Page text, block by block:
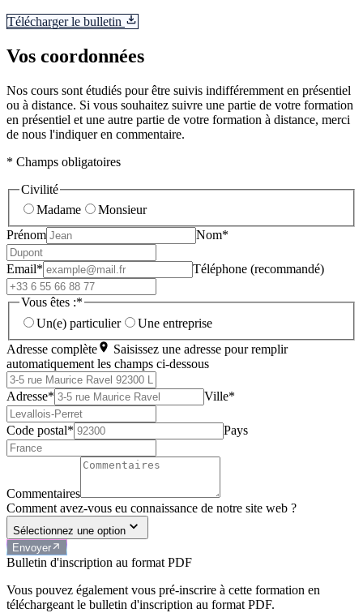
Télécharger le bulletin
Vos coordonnées
Nos cours sont étudiés pour être suivis indifféremment en présentiel
ou à distance. Si vous souhaitez suivre une partie de votre formation
en présentiel et une autre partie de votre formation à distance, merci
de nous l'indiquer en commentaire.
* Champs obligatoires
Civilité
Madame
Monsieur
Prénom
Nom*
Email* Téléphone (recommandé)
Vous êtes :*
Un(e) particulier
Une entreprise
Adresse complète
Saisissez une adresse pour remplir
automatiquement les champs ci-dessous
Adresse* Ville*
Code postal* Pays
Commentaires
Comment avez-vous eu connaissance de notre site web ?
Sélectionnez une option
Envoyer
Bulletin d'inscription au format PDF
Vous pouvez également vous pré-inscrire à cette formation en
téléchargeant le bulletin d'inscription au format PDF.